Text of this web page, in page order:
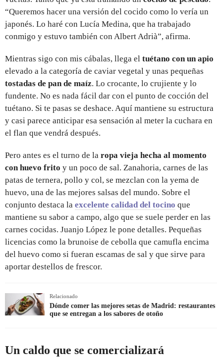
“Queremos hacer una versión del cocido como lo vería un
japonés. Lo haré con Lucía Medina, que ha trabajado
conmigo y estuvo también con Albert Adrià”, afirma.
Mientras sigo con mis cábalas, llega el tuétano con un apio
elevado a la categoría de caviar vegetal y unas pequeñas
tostadas de pan de maíz. Lo crocante, lo crujiente y lo
fundente. No es nada fácil dar con el punto de cocción del
tuétano. Si te pasas se deshace. Aquí mantiene su estructura
y casi parece anticipar esa sensación al meter la cuchara en
el flan que vendrá después.
Pero antes es el turno de la ropa vieja hecha al momento
con huevo frito y un poco de sal. Zanahoria, carnes de las
patas de ternera, pollo y col, se mezclan con la yema de
huevo, una de las mejores salsas del mundo. Sobre el
conjunto destaca la excelente calidad del tocino que
mantiene su sabor a campo, algo que se suele perder en las
carnes cocidas. Juanjo López le pone detalles. Pequeñas
licencias como la brunoise de cebolla que camufla encima
del huevo como si fueran escamas de sal y que sirve para
aportar destellos de frescor.
Relacionado
Dónde comer las mejores setas de Madrid: restaurantes
que se entregan a los sabores de otoño
Un caldo que se comercializará